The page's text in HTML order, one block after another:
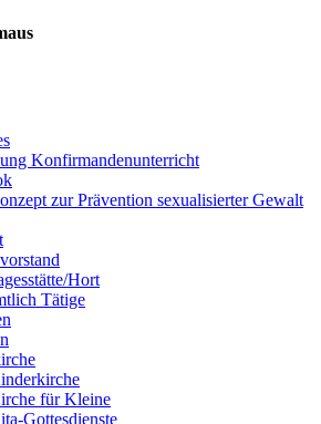
Konfirmandenunterricht
zur Prävention sexualisierter Gewalt
Hort
Tätige
für Kleine
Gottesdienste